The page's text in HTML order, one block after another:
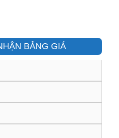
BẢNG GIÁ